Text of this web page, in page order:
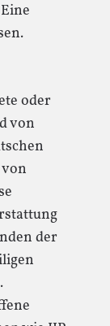
oder
von
der